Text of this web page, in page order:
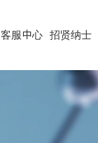
客服中心 招贤纳士